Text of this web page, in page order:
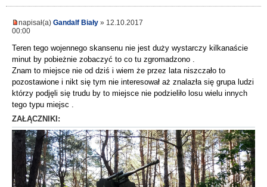
napisał(a) Gandalf Biały » 12.10.2017
00:00
Teren tego wojennego skansenu nie jest duży wystarczy kilkanaście
minut by pobieżnie zobaczyć to co tu zgromadzono .
Znam to miejsce nie od dziś i wiem że przez lata niszczało to
pozostawione i nikt się tym nie interesował aż znalazła się grupa ludzi
którzy podjęli się trudu by to miejsce nie podzieliło losu wielu innych
tego typu miejsc .
ZAŁĄCZNIKI: